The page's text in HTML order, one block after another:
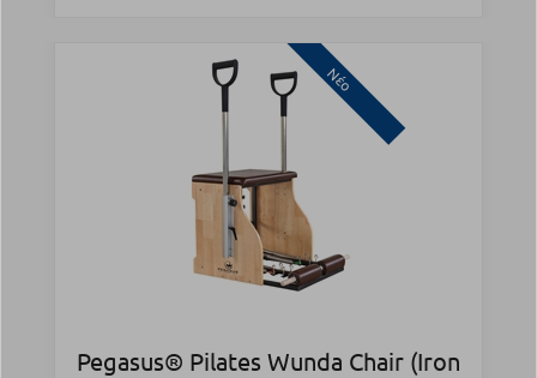
Νέο
Pegasus® Pilates Wunda Chair (Iron